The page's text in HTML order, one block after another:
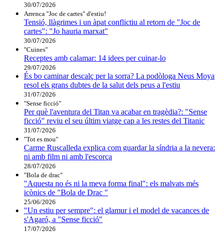
30/07/2026
Arrenca "Joc de cartes" d'estiu!
Tensió, llàgrimes i un àpat conflictiu al retorn de "Joc de
cartes": "Jo hauria marxat"
30/07/2026
"Cuines"
Receptes amb calamar: 14 idees per cuinar-lo
29/07/2026
És bo caminar descalç per la sorra? La podòloga Neus Moya
resol els grans dubtes de la salut dels peus a l'estiu
31/07/2026
"Sense ficció"
Per què l'aventura del Titan va acabar en tragèdia?: "Sense
ficció" reviu el seu últim viatge cap a les restes del Titanic
31/07/2026
"Tot es mou"
Carme Ruscalleda explica com guardar la síndria a la nevera:
ni amb film ni amb l'escorça
28/07/2026
"Bola de drac"
"Aquesta no és ni la meva forma final": els malvats més
icònics de "Bola de Drac "
25/06/2026
"Un estiu per sempre": el glamur i el model de vacances de
s'Agaró, a "Sense ficció"
17/07/2026